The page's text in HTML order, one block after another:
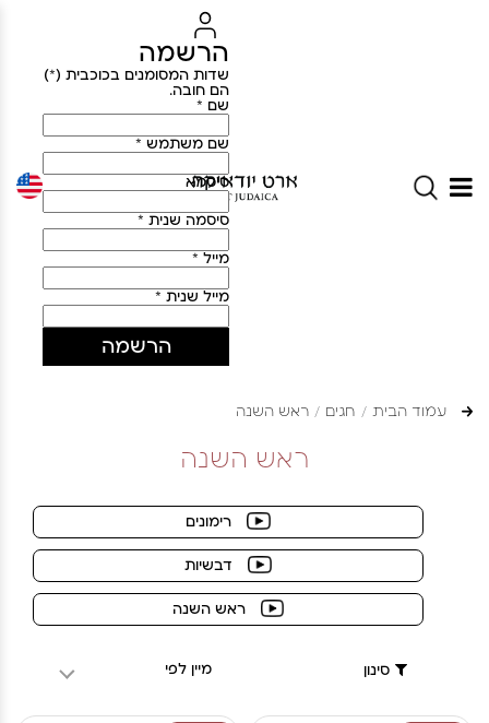
הרשמה
שדות המסומנים בכוכבית (*)
הם חובה.
שם *
שם משתמש *
סיסמא
סיסמה שנית *
מייל *
מייל שנית *
הרשמה
עמוד הבית חגים ראש השנה
ראש השנה
רימונים
דבשיות
ראש השנה
סינון מיין לפי